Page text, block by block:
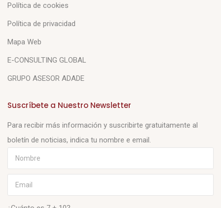
Política de cookies
Política de privacidad
Mapa Web
E-CONSULTING GLOBAL
GRUPO ASESOR ADADE
Suscríbete a Nuestro Newsletter
Para recibir más información y suscribirte gratuitamente al
boletín de noticias, indica tu nombre e email.